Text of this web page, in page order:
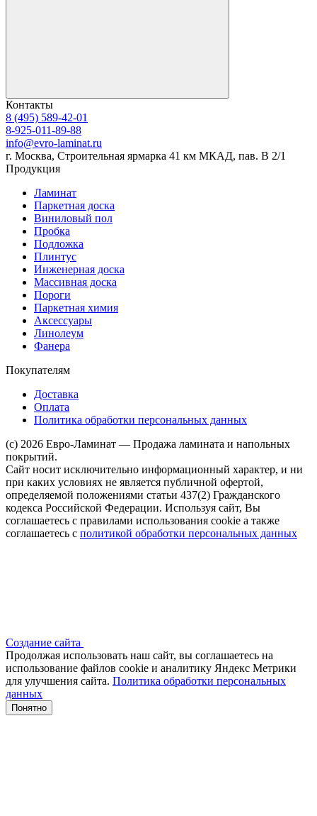
Контакты
8 (495) 589-42-01
8-925-011-89-88
info@evro-laminat.ru
г. Москва, Строительная ярмарка 41 км МКАД, пав. В 2/1
Продукция
Ламинат
Паркетная доска
Виниловый пол
Пробка
Подложка
Плинтус
Инженерная доска
Массивная доска
Пороги
Паркетная химия
Аксессуары
Линолеум
Фанера
Покупателям
Доставка
Оплата
Политика обработки персональных данных
(c) 2026 Евро-Ламинат — Продажа ламината и напольных
покрытий.
Сайт носит исключительно информационный характер, и ни
при каких условиях не является публичной офертой,
определяемой положениями статьи 437(2) Гражданского
кодекса Российской Федерации. Используя сайт, Вы
соглашаетесь с правилами использования cookie а также
соглашаетесь с политикой обработки персональных данных
Создание сайта
Продолжая использовать наш сайт, вы соглашаетесь на
использование файлов сооkіе и аналитику Яндекс Метрики
для улучшения сайта. Политика обработки персональных
данных
Понятно